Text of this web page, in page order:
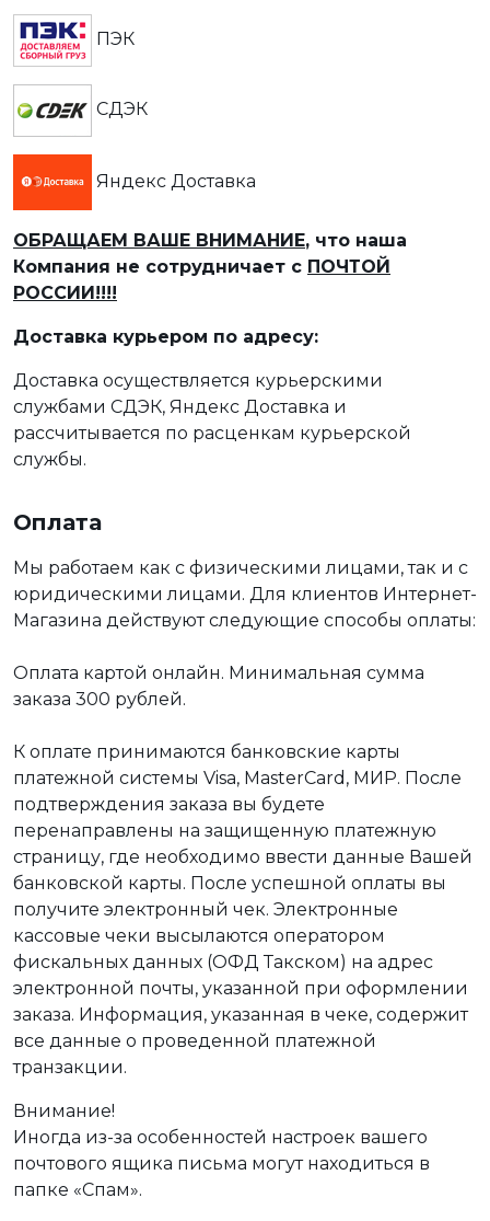
ПЭК
СДЭК
Яндекс Доставка
ОБРАЩАЕМ ВАШЕ ВНИМАНИЕ, что наша
Компания не сотрудничает с ПОЧТОЙ
РОССИИ!!!!
Доставка курьером по адресу:
Доставка осуществляется курьерскими
службами СДЭК, Яндекс Доставка и
рассчитывается по расценкам курьерской
службы.
Оплата
Мы работаем как с физическими лицами, так и с
юридическими лицами. Для клиентов Интернет-
Магазина действуют следующие способы оплаты:
Оплата картой онлайн. Минимальная сумма
заказа 300 рублей.
К оплате принимаются банковские карты
платежной системы Visa, MasterCard, МИР. После
подтверждения заказа вы будете
перенаправлены на защищенную платежную
страницу, где необходимо ввести данные Вашей
банковской карты. После успешной оплаты вы
получите электронный чек. Электронные
кассовые чеки высылаются оператором
фискальных данных (ОФД Такском) на адрес
электронной почты, указанной при оформлении
заказа. Информация, указанная в чеке, содержит
все данные о проведенной платежной
транзакции.
Внимание!
Иногда из-за особенностей настроек вашего
почтового ящика письма могут находиться в
папке «Спам».